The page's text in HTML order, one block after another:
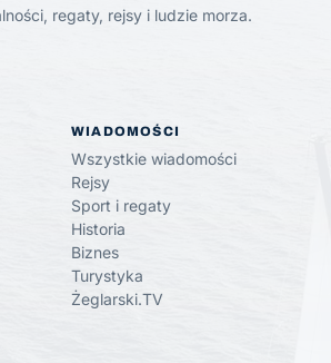
regaty, rejsy i ludzie morza.
WIADOMOŚCI
Wszystkie wiadomości
Rejsy
Sport i regaty
Historia
Biznes
Turystyka
Żeglarski.TV